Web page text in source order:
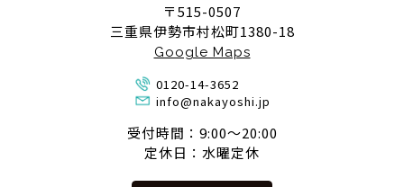
〒515-0507
三重県伊勢市村松町1380-18
Google Maps
0120-14-3652
info@nakayoshi.jp
受付時間：9:00〜20:00
定休日：水曜定休